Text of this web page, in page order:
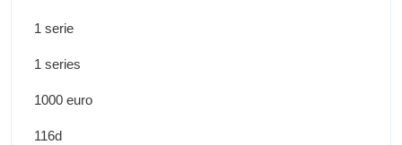
1 serie
1 series
1000 euro
116d